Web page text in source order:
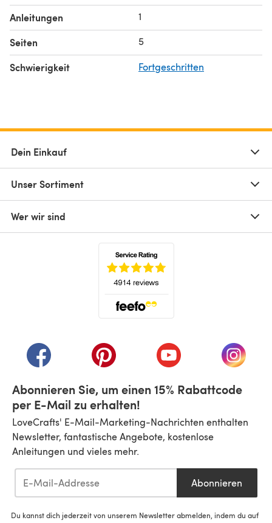
Anleitungen 1
Seiten 5
Schwierigkeit Fortgeschritten
Dein Einkauf
Unser Sortiment
Wer wir sind
(öffnet sich in einem neuen Tab)
(öffnet sich in einem neuen Tab)
(öffnet sich in einem
(öffnet
Abonnieren Sie, um einen 15% Rabattcode
per E-Mail zu erhalten!
LoveCrafts' E-Mail-Marketing-Nachrichten enthalten
Newsletter, fantastische Angebote, kostenlose
Anleitungen und vieles mehr.
Abonnieren
Du kannst dich jederzeit von unserem Newsletter abmelden, indem du auf